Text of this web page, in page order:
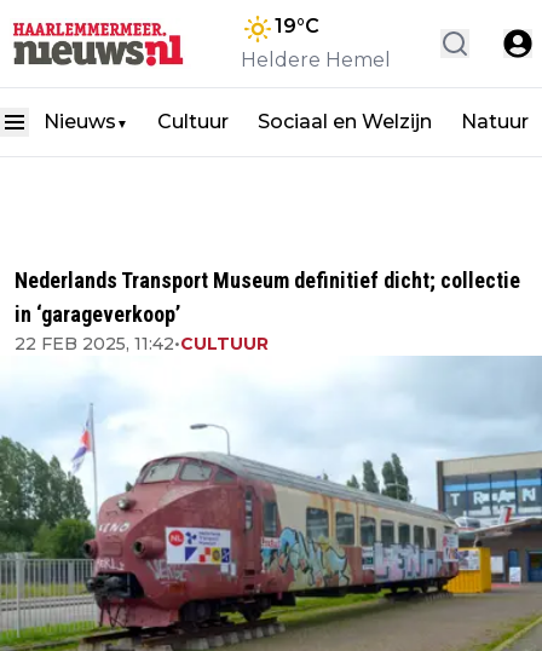
19°C
Heldere Hemel
Nieuws ▼ Cultuur Sociaal en Welzijn Natuur
Nederlands Transport Museum definitief dicht; collectie
in ‘garageverkoop’
22 FEB 2025, 11:42•CULTUUR